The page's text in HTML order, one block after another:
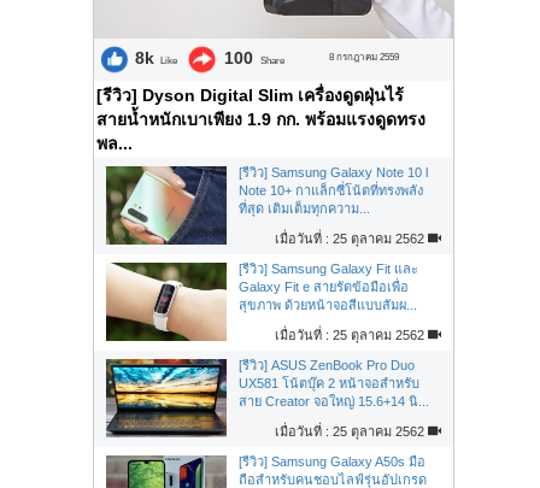
8k Like 100 Share 8 กรกฎาคม 2559
[รีวิว] Dyson Digital Slim เครื่องดูดฝุ่นไร้
สายน้ำหนักเบาเพียง 1.9 กก. พร้อมแรงดูดทรง
พล...
[รีวิว] Samsung Galaxy Note 10 l
Note 10+ กาแล็กซี่โน้ตที่ทรงพลัง
ที่สุด เติมเต็มทุกความ...
เมื่อวันที่ : 25 ตุลาคม 2562
[รีวิว] Samsung Galaxy Fit และ
Galaxy Fit e สายรัดข้อมือเพื่อ
สุขภาพ ด้วยหน้าจอสีแบบสัมผ...
เมื่อวันที่ : 25 ตุลาคม 2562
[รีวิว] ASUS ZenBook Pro Duo
UX581 โน้ตบุ๊ค 2 หน้าจอสำหรับ
สาย Creator จอใหญ่ 15.6+14 นิ...
เมื่อวันที่ : 25 ตุลาคม 2562
[รีวิว] Samsung Galaxy A50s มือ
ถือสำหรับคนชอบไลฟ์รุ่นอัปเกรด